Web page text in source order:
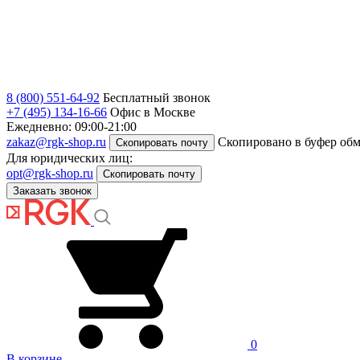
8 (800) 551-64-92 Бесплатный звонок
+7 (495) 134-16-66 Офис в Москве
Ежедневно: 09:00-21:00
zakaz@rgk-shop.ru
Скопировать почту
Скопировано в буфер
Для юридических лиц:
opt@rgk-shop.ru
Скопировать почту
Заказать звонок
0